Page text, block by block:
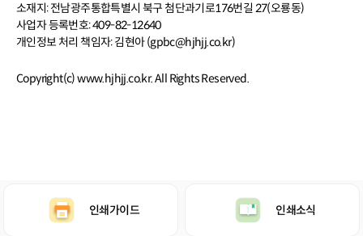
소재지: 전남광주통합특별시 북구 첨단과기로176번길 27(오룡동)
사업자 등록번호: 409-82-12640
개인정보 처리 책임자: 김현아 (gpbc@hjhjj.co.kr)
Copyright(c) www.hjhjj.co.kr. All Rights Reserved.
인쇄가이드 인쇄소식